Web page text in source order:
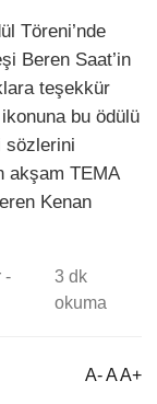
Töreni’nde
Beren Saat’in
teşekkür
bu ödülü
sözlerini
akşam TEMA
Kenan
-
3 dk
okuma
A- A A+